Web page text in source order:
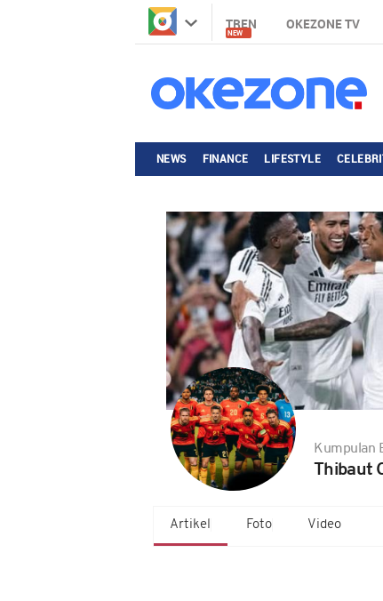
TREN
NEW
OKEZONE TV
NEWS FINANCE LIFESTYLE
Kumpulan
Thibaut
Artikel Foto Video